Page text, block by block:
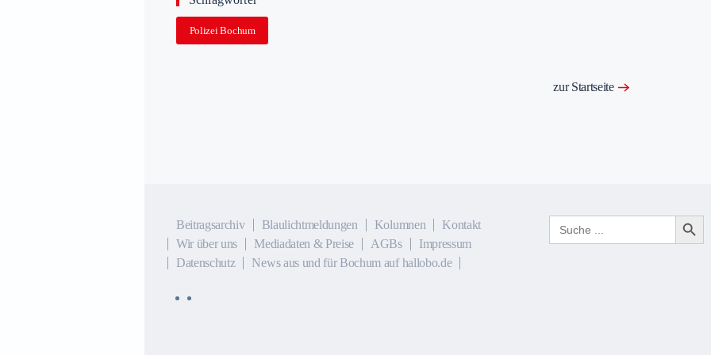
Polizei Bochum
zur Startseite
Beitragsarchiv Blaulichtmeldungen Kolumnen
Kontakt
Wir über uns
Mediadaten & Preise AGBs
Impressum
Datenschutz
News aus und für Bochum auf hallobo.de
Search
for:
Search Button